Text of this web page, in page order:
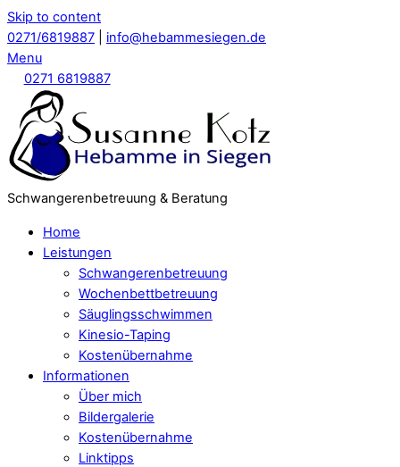
Skip to content
0271/6819887
info@hebammesiegen.de
Menu
0271 6819887
Schwangerenbetreuung & Beratung
Home
Leistungen
Schwangerenbetreuung
Wochenbettbetreuung
Säuglingsschwimmen
Kinesio-Taping
Kostenübernahme
Informationen
Über mich
Bildergalerie
Kostenübernahme
Linktipps